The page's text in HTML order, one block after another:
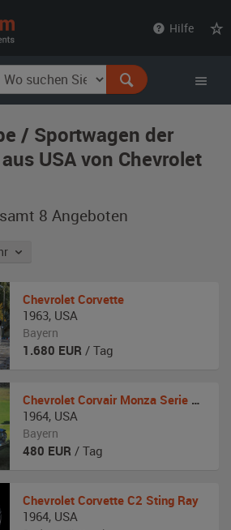
Hilfe
/ Sportwagen der
USA von Chevrolet
8 Angeboten
Chevrolet Corvette
1963, USA
Bayern
1.680 EUR / Tag
Chevrolet Corvair Monza Serie 900 Coupe
1964, USA
Bayern
480 EUR / Tag
Chevrolet Corvette C2 Sting Ray
1964, USA